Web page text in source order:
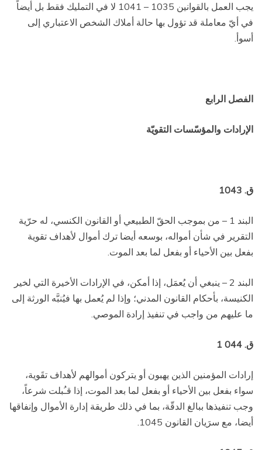
يجب العمل بالقوانين 1035 – 1041 لا في التمليك فقط بل أيضاً
في أيّ معاملة قد تؤول بها حالة أملاك الشخص الاعتباري إلى
أسوأ.
الفصل الرابع
الإرادات والمؤسّسات التقويّة
ق. 1043
البند 1 – من بموجب الحقّ الطبيعي أو القانون الكنسي، له حرّية
التقرير في شأن أمواله، بوسعه أيضا ترك أموال لأهداف تقوية
بفعل بين الأحياء أو بفعل لما بعد الموت.
البند 2 – ينبغي أن يُعمَل، إذا أمكن، في الإرادات الأخيرة التي لخير
الكنيسة، بأحكام القانون المدني؛ وإذا لم يُعمل بها فيُنبَّه الورثة إلى
ما عليهم من واجب في تنفيذ إرادة الموصي.
ق. 044 1
إرادات المؤمنين الذين يهبون أو يتركون أموالهم لأهداف تقَوية،
سواء بفعل بين الأحياء أو بفعل لما بعد الموت، إذا قـُبلت شرعاً،
وجب تنفيذها ببالغ الدقّة، بما في ذلك طريقة إدارة الأموال وإنفاقها
أيضا، مع سرَيان القانون 1045.